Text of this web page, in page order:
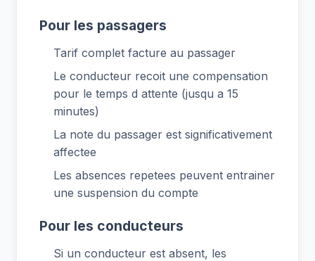
Pour les passagers
Tarif complet facture au passager
Le conducteur recoit une compensation
pour le temps d attente (jusqu a 15
minutes)
La note du passager est significativement
affectee
Les absences repetees peuvent entrainer
une suspension du compte
Pour les conducteurs
Si un conducteur est absent, les